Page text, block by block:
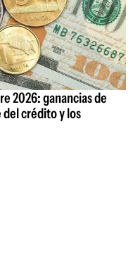
2026: ganancias de
del crédito y los